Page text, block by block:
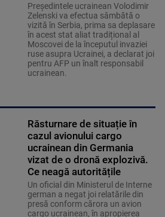
Președintele ucrainean Volodimir
Zelenski va efectua sâmbătă o
vizită în Serbia, prima sa deplasare
în acest stat aliat tradițional al
Moscovei de la începutul invaziei
ruse asupra Ucrainei, a declarat joi
pentru AFP un înalt responsabil
ucrainean.
Răsturnare de situație în
cazul avionului cargo
ucrainean din Germania
vizat de o dronă explozivă.
Ce neagă autoritățile
Un oficial din Ministerul de Interne
german a negat joi relatările din
presă conform cărora un avion
cargo ucrainean, în apropierea